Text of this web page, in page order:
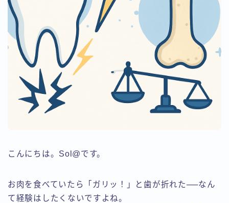
こんにちは。Sol@です。
お肉を食べていたら「ガリッ！」と歯が折れた──なん
て経験はしたくないですよね。